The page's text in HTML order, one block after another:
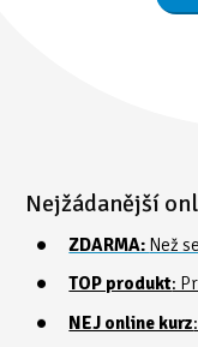
Nejžádanější
ZDARMA: Než
TOP produkt:
NEJ online kurz